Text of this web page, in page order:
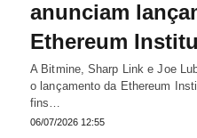
anunciam
Ethereum
A Bitmine, Sharp Link e Joe
o lançamento da Ethereum
fins…
06/07/2026 12:55